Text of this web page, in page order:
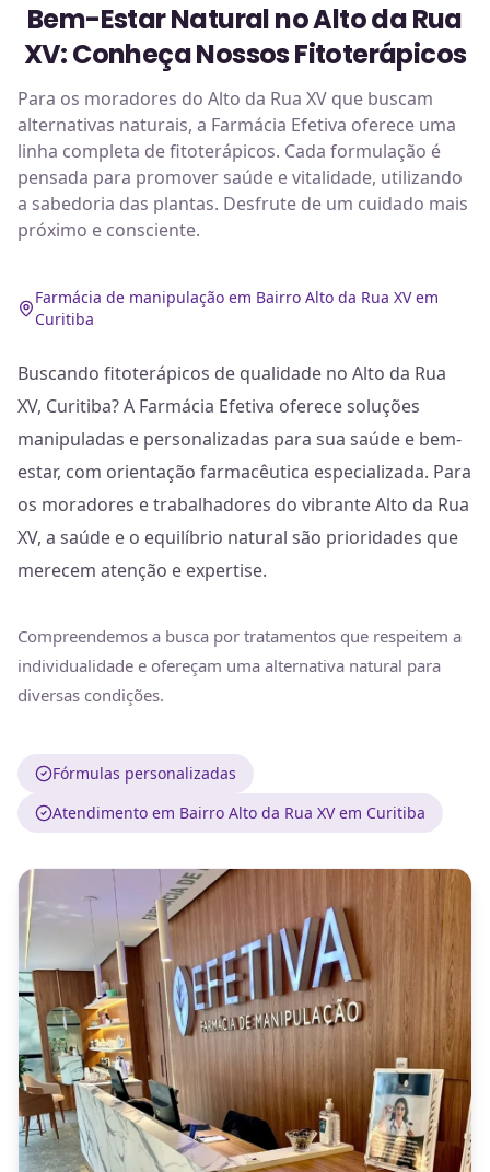
Bem-Estar Natural no Alto da Rua
XV: Conheça Nossos Fitoterápicos
Para os moradores do Alto da Rua XV que buscam
alternativas naturais, a Farmácia Efetiva oferece uma
linha completa de fitoterápicos. Cada formulação é
pensada para promover saúde e vitalidade, utilizando
a sabedoria das plantas. Desfrute de um cuidado mais
próximo e consciente.
Farmácia de manipulação em Bairro Alto da Rua XV em
Curitiba
Buscando fitoterápicos de qualidade no Alto da Rua
XV, Curitiba? A Farmácia Efetiva oferece soluções
manipuladas e personalizadas para sua saúde e bem-
estar, com orientação farmacêutica especializada. Para
os moradores e trabalhadores do vibrante Alto da Rua
XV, a saúde e o equilíbrio natural são prioridades que
merecem atenção e expertise.
Compreendemos a busca por tratamentos que respeitem a
individualidade e ofereçam uma alternativa natural para
diversas condições.
Fórmulas personalizadas
Atendimento em Bairro Alto da Rua XV em Curitiba